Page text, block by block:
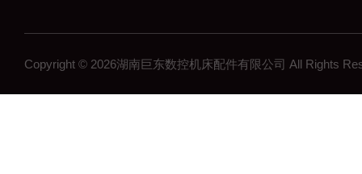
Copyright © 2026湖南巨东数控机床配件有限公司 All Rights